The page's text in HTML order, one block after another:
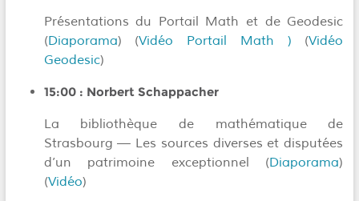
Présentations du Portail Math et de Geodesic
(Diaporama) (Vidéo Portail Math ) (Vidéo
Geodesic)
15:00 : Norbert Schappacher
La bibliothèque de mathématique de
Strasbourg — Les sources diverses et disputées
d’un patrimoine exceptionnel (Diaporama)
(Vidéo)